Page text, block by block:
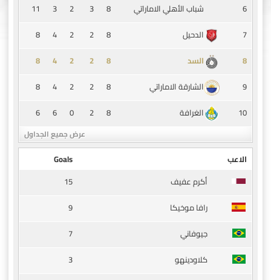
6
شباب الأهلي الاماراتي 8
3
2
3
11
7
الدحيل 8
2
2
4
8
8
السد 8
2
2
4
8
9
الشارقة الاماراتي 8
2
2
4
8
10
الغرافة 8
2
0
6
6
عرض جميع الجداول
الاعب
Goals
أكرم عفيف
15
رافا موخيكا
9
جيوفاني
7
كلاودينهو
3